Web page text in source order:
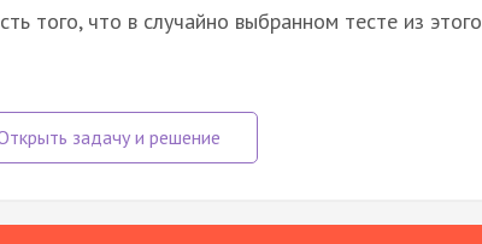
того, что в случайно выбранном тесте из этого